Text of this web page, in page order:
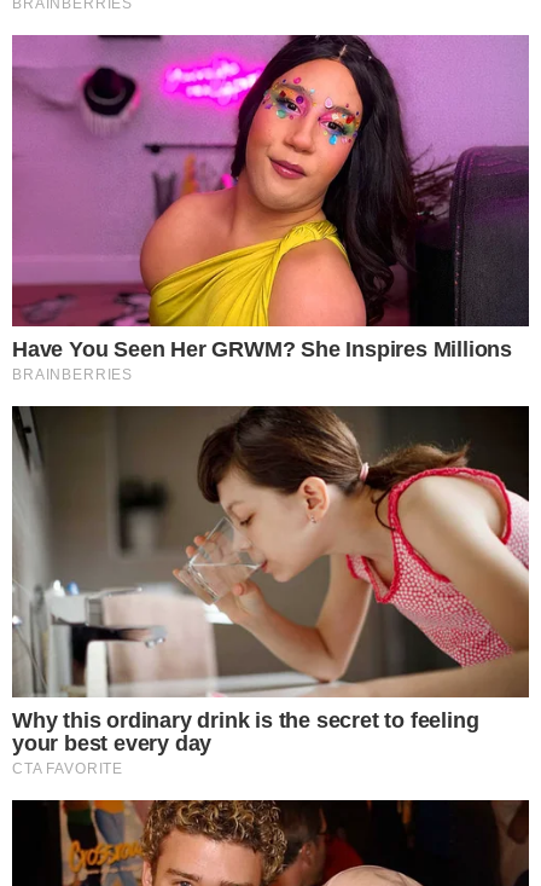
วิธีการทำมีดังต่อไปนี้
1 นำขวดน้ำพลาสติกเปล่าที่เราเตรียมไว้ นำปากกาเมจิกมาขีดให้
เป็นเส้นตรงจากบนขวดไปยังล่างขวด จำนวน 2 เส้น ให้มีระยะห่าง
ต่อกัน 3 เซ็นติเมตร จากนั้นก็ใช้มีดคัตเตอร์กรีดไปตามรอยที่เราได้